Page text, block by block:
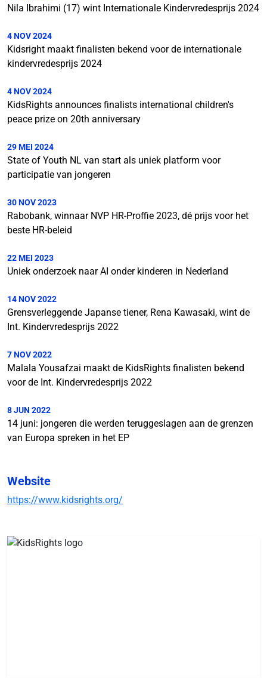
Nila Ibrahimi (17) wint Internationale Kindervredesprijs 2024
4 NOV 2024
Kidsright maakt finalisten bekend voor de internationale
kindervredesprijs 2024
4 NOV 2024
KidsRights announces finalists international children's
peace prize on 20th anniversary
29 MEI 2024
State of Youth NL van start als uniek platform voor
participatie van jongeren
30 NOV 2023
Rabobank, winnaar NVP HR-Proffie 2023, dé prijs voor het
beste HR-beleid
22 MEI 2023
Uniek onderzoek naar AI onder kinderen in Nederland
14 NOV 2022
Grensverleggende Japanse tiener, Rena Kawasaki, wint de
Int. Kindervredesprijs 2022
7 NOV 2022
Malala Yousafzai maakt de KidsRights finalisten bekend
voor de Int. Kindervredesprijs 2022
8 JUN 2022
14 juni: jongeren die werden teruggeslagen aan de grenzen
van Europa spreken in het EP
Website
https://www.kidsrights.org/